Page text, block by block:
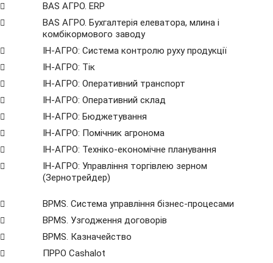
BAS АГРО. ERP
BAS АГРО. Бухгалтерія елеватора, млина і
комбікормового заводу
ІН-АГРО: Система контролю руху продукції
ІН-АГРО: Тік
ІН-АГРО: Оперативний транспорт
ІН-АГРО: Оперативний склад
ІН-АГРО: Бюджетування
ІН-АГРО: Помічник агронома
ІН-АГРО: Техніко-економічне планування
ІН-АГРО: Управління торгівлею зерном
(Зернотрейдер)
BPMS. Система управління бізнес-процесами
BPМS. Узгодження договорів
BPМS. Казначейство
ПРРО Cashalot